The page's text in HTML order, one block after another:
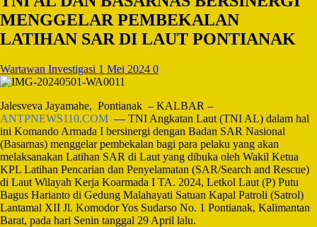
MENGGELAR PEMBEKALAN
LATIHAN SAR DI LAUT PONTIANAK
Wartawan Investigasi 1 Mei 2024 0
Jalesveva Jayamahe, Pontianak – KALBAR –
ANTPNEWS110.COM — TNI Angkatan Laut (TNI AL) dalam hal
ini Komando Armada I bersinergi dengan Badan SAR Nasional
(Basarnas) menggelar pembekalan bagi para pelaku yang akan
melaksanakan Latihan SAR di Laut yang dibuka oleh Wakil Ketua
KPL Latihan Pencarian dan Penyelamatan (SAR/Search and Rescue)
di Laut Wilayah Kerja Koarmada I TA. 2024, Letkol Laut (P) Putu
Bagus Harianto di Gedung Malahayati Satuan Kapal Patroli (Satrol)
Lantamal XII Jl. Komodor Yos Sudarso No. 1 Pontianak, Kalimantan
Barat, pada hari Senin tanggal 29 April lalu.